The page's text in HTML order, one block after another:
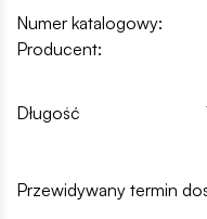
Numer katalogowy:
Producent:
Długość
Przewidywany termin